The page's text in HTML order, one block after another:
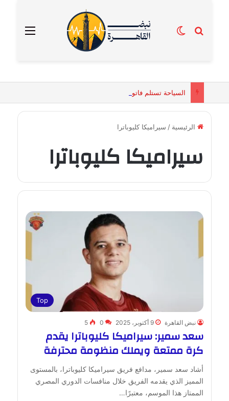
القائمة بحث عنالوضع المظلم
الرئيسية / سيراميكا كليوباترا
سيراميكا كليوباترا
Top
نبض القاهرة 9 أكتوبر، 2025 0
5
سعد سمير: سيراميكا كليوباترا يقدم
كرة ممتعة ويملك منظومة محترفة
أشاد سعد سمير، مدافع فريق سيراميكا كليوباترا، بالمستوى
المميز الذي يقدمه الفريق خلال منافسات الدوري المصري
الممتاز هذا الموسم، معتبرًا…